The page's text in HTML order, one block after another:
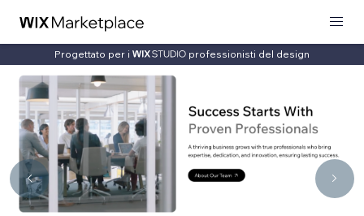
Progettato per i professionisti del design